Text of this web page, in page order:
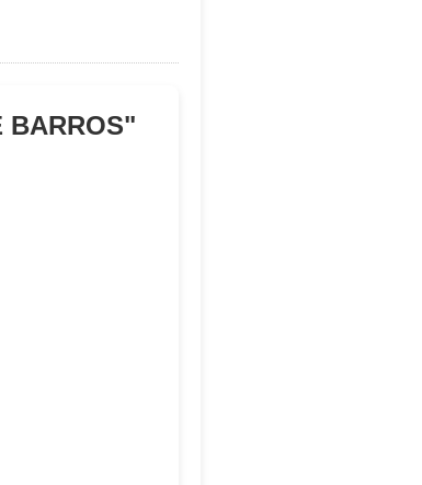
BARROS"